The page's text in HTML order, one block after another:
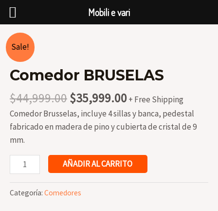
contenido
Sale!
Comedor BRUSELAS
$44,999.00Original
price
was:
$44,999.00.
$35,999.00Current
price
is:
+ Free Shipping
Comedor Brusselas, incluye 4 sillas y banca, pedestal
fabricado en madera de pino y cubierta de cristal de 9
mm.
Comedor
BRUSELAS
cantidad
AÑADIR AL CARRITO
Categoría: Comedores
Mobili e vari